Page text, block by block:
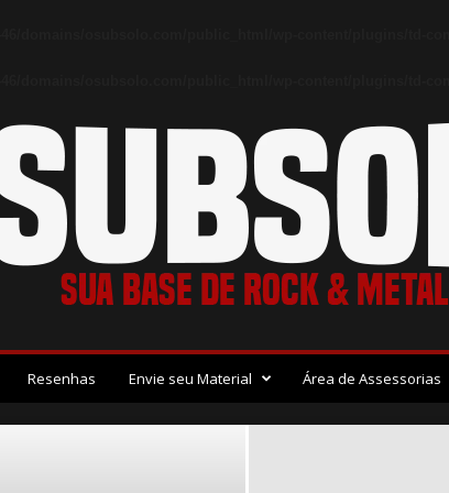
Resenhas Envie seu Material Área de Assessorias